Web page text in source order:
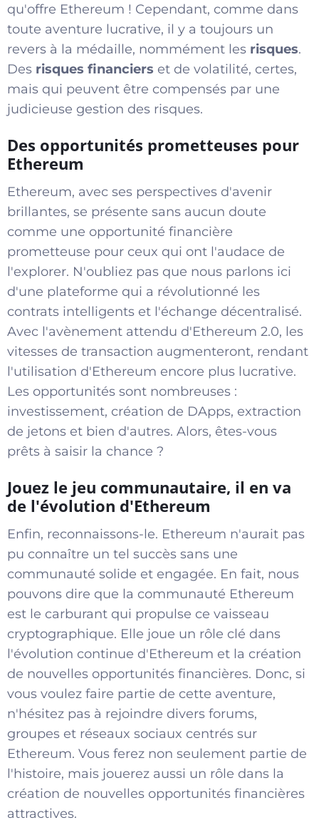
qu'offre Ethereum ! Cependant, comme dans
toute aventure lucrative, il y a toujours un
revers à la médaille, nommément les risques.
Des risques financiers et de volatilité, certes,
mais qui peuvent être compensés par une
judicieuse gestion des risques.
Des opportunités prometteuses pour
Ethereum
Ethereum, avec ses perspectives d'avenir
brillantes, se présente sans aucun doute
comme une opportunité financière
prometteuse pour ceux qui ont l'audace de
l'explorer. N'oubliez pas que nous parlons ici
d'une plateforme qui a révolutionné les
contrats intelligents et l'échange décentralisé.
Avec l'avènement attendu d'Ethereum 2.0, les
vitesses de transaction augmenteront, rendant
l'utilisation d'Ethereum encore plus lucrative.
Les opportunités sont nombreuses :
investissement, création de DApps, extraction
de jetons et bien d'autres. Alors, êtes-vous
prêts à saisir la chance ?
Jouez le jeu communautaire, il en va
de l'évolution d'Ethereum
Enfin, reconnaissons-le. Ethereum n'aurait pas
pu connaître un tel succès sans une
communauté solide et engagée. En fait, nous
pouvons dire que la communauté Ethereum
est le carburant qui propulse ce vaisseau
cryptographique. Elle joue un rôle clé dans
l'évolution continue d'Ethereum et la création
de nouvelles opportunités financières. Donc, si
vous voulez faire partie de cette aventure,
n'hésitez pas à rejoindre divers forums,
groupes et réseaux sociaux centrés sur
Ethereum. Vous ferez non seulement partie de
l'histoire, mais jouerez aussi un rôle dans la
création de nouvelles opportunités financières
attractives.